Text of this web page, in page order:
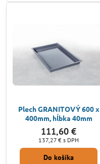
Plech GRANITOVÝ 600 x
400mm, hĺbka 40mm
111,60 €
137,27 € s DPH
Do košíka